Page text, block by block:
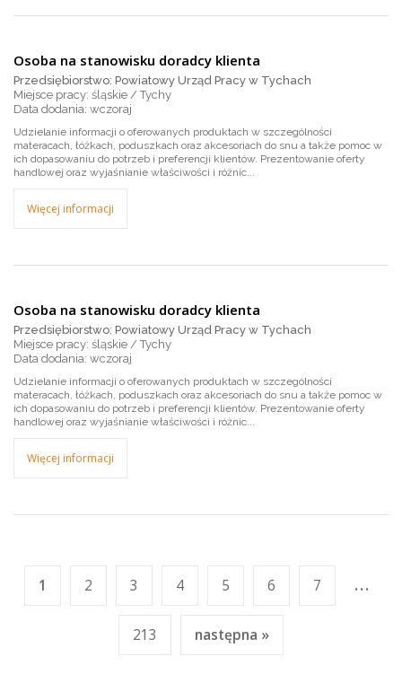
Osoba na stanowisku doradcy klienta
Przedsiębiorstwo: Powiatowy Urząd Pracy w Tychach
Miejsce pracy: śląskie / Tychy
wczoraj
Udzielanie informacji o oferowanych produktach w szczególności
materacach, łóżkach, poduszkach oraz akcesoriach do snu a także pomoc w
ich dopasowaniu do potrzeb i preferencji klientów. Prezentowanie oferty
handlowej oraz wyjaśnianie właściwości i różnic...
Więcej informacji
Osoba na stanowisku doradcy klienta
Przedsiębiorstwo: Powiatowy Urząd Pracy w Tychach
Miejsce pracy: śląskie / Tychy
wczoraj
Udzielanie informacji o oferowanych produktach w szczególności
materacach, łóżkach, poduszkach oraz akcesoriach do snu a także pomoc w
ich dopasowaniu do potrzeb i preferencji klientów. Prezentowanie oferty
handlowej oraz wyjaśnianie właściwości i różnic...
Więcej informacji
1 2 3 4 5 6 7 ...
213 następna »